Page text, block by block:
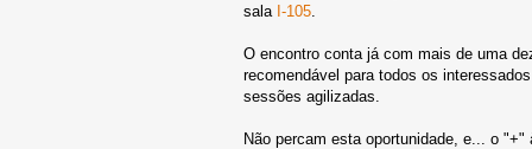
sala I-105
O encontro conta já com mais de uma
recomendável para todos os
sessões agilizadas.
Não percam esta oportunidade, e... o